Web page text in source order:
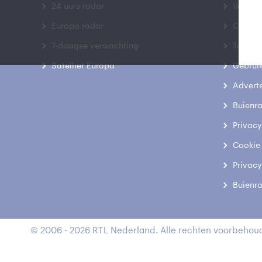
24 uurs radar
Europa radar
7-daagse verwachting
Satelliet Europa
Contact
© 2006 - 2026 RTL Nederland. Alle rechten